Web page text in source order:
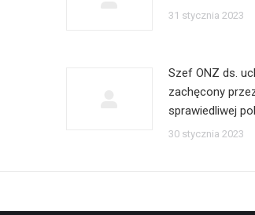
31 stycznia 2023
Szef ONZ ds.
zachęcony
sprawiedliwej
30 stycznia 2023